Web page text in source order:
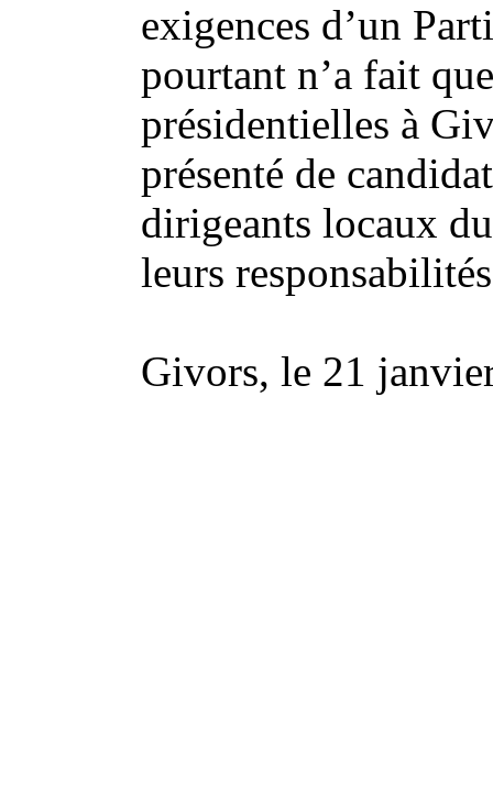
exigences d’un
pourtant n’a fait
présidentielles à
présenté de
dirigeants locaux
leurs
Givors, le 21